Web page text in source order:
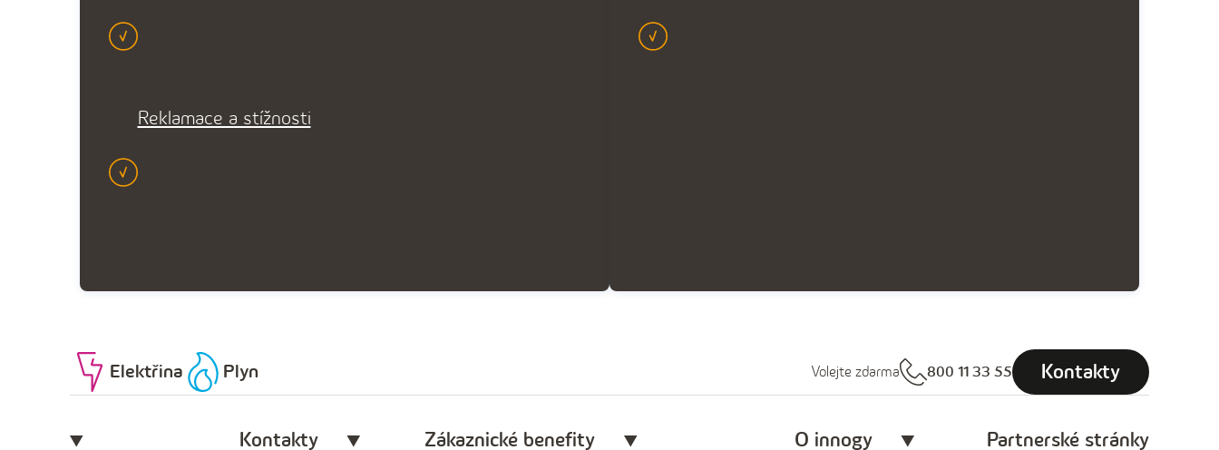
Reklamace a stížnosti
Elektřina Plyn Volejte zdarma 800 11 33 55 Kontakty
Kontakty Zákaznické benefity O innogy Partnerské stránky